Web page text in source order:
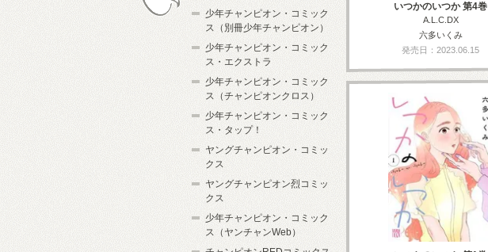
いつかのいつか 第4巻
A.L.C.DX
六多いくみ
発売日：2023.06.15
少年チャンピオン・コミック
ス（別冊少年チャンピオン）
少年チャンピオン・コミック
ス・エクストラ
少年チャンピオン・コミック
ス（チャンピオンクロス）
少年チャンピオン・コミック
ス・タップ！
ヤングチャンピオン・コミッ
クス
ヤングチャンピオン烈コミッ
クス
少年チャンピオン・コミック
ス（ヤンチャンWeb）